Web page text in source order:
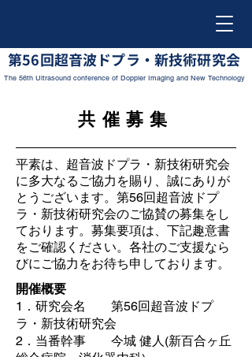
​第56回超音波ドプラ・新技術研究会
The 56th Ultrasound conference of Doppler Imaging and New Technology
​共催募集
平素は、超音波ドプラ・新技術研究会
に多大なるご協力を賜り、誠にありが
とうございます。第56回超音波ドプ
ラ・新技術研究会のご協賛の募集をし
ております。募集要項は、下記趣意書
をご確認ください。各社のご支援なら
びにご協力をお待ち申しております。
開催概要
1．研究会名 第56回超音波ドプ
ラ・新技術研究会
2．当番幹事 今城 健人(新百合ヶ丘